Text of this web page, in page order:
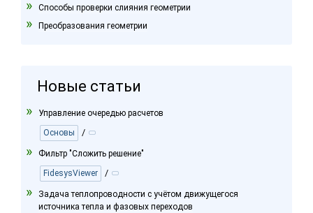
Способы проверки слияния геометрии
Преобразования геометрии
Новые статьи
Управление очередью расчетов
Основы
/
Фильтр "Сложить решение"
FidesysViewer
/
Задача теплопроводности с учётом движущегося
источника тепла и фазовых переходов